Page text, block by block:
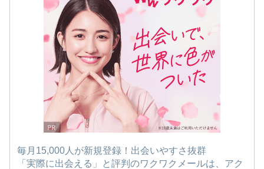
毎月15,000人が新規登録！出会いやすさ抜群
「実際に出会える」と評判のワクワクメールは、アク